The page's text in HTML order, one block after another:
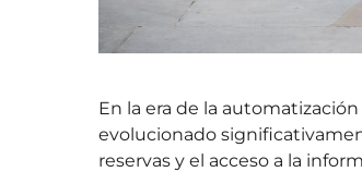
En la era de la
evolucionado
reservas y el acceso a la